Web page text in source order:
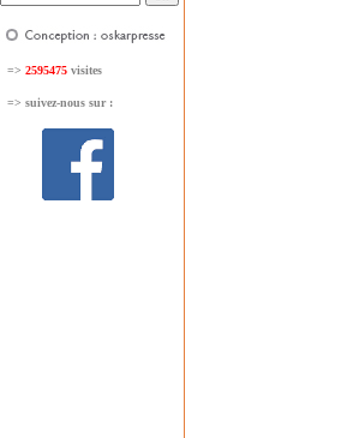
=> 2595475 visites
=> suivez-nous sur :